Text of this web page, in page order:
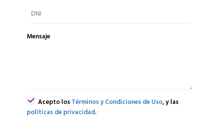
Mensaje
Acepto losTérminos y Condiciones de Uso, y las
políticas de privacidad.